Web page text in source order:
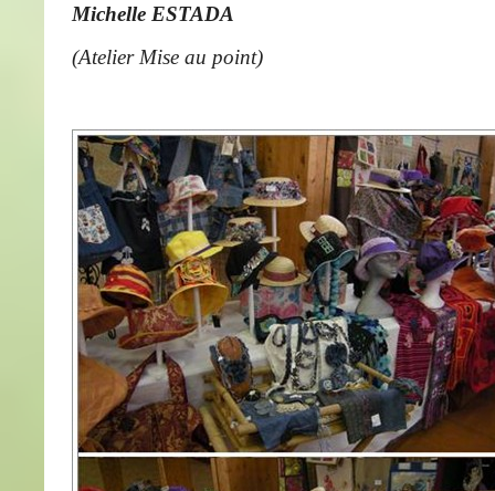
Michelle ESTADA
(Atelier Mise au point)